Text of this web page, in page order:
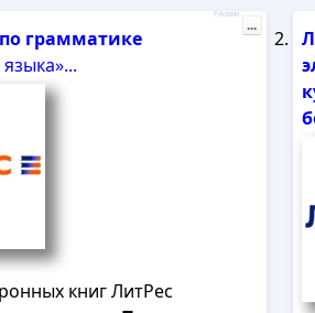
по грамматике
языка»...
книг ЛитРес
Реклама
...